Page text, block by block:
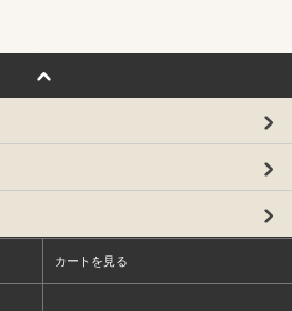
カートを見る